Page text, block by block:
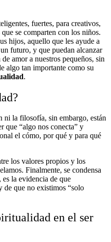
fuertes, para creativos,
se comparten con los niños.
hijos, aquello que les ayude a
futuro, y que puedan alcanzar
amor a nuestros pequeños, sin
algo tan importante como su
.
ni la filosofía, sin embargo, están
que “algo nos conecta” y
el cómo, por qué y para qué
los valores propios y los
Finalmente, se condensa
la evidencia de que
de que no existimos “solo
en el ser